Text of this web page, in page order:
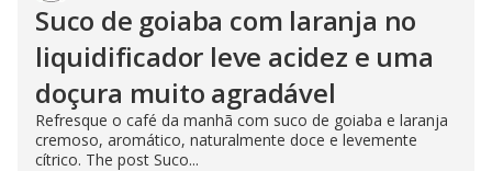
Suco de goiaba com laranja no
liquidificador leve acidez e uma
doçura muito agradável
Refresque o café da manhã com suco de goiaba e laranja
cremoso, aromático, naturalmente doce e levemente
cítrico. The post Suco...